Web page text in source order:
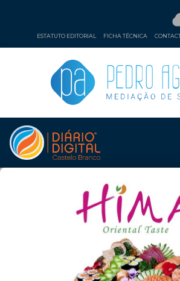
ESTATUTO EDITORIAL FICHA TÉCNICA